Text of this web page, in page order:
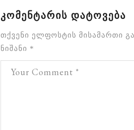
ᲙᲝᲛᲔᲜᲢᲐᲠᲘᲡ ᲓᲐᲢᲝᲕᲔᲑᲐ
თქვენი ელფოსტის მისამართი
ნიშანი *